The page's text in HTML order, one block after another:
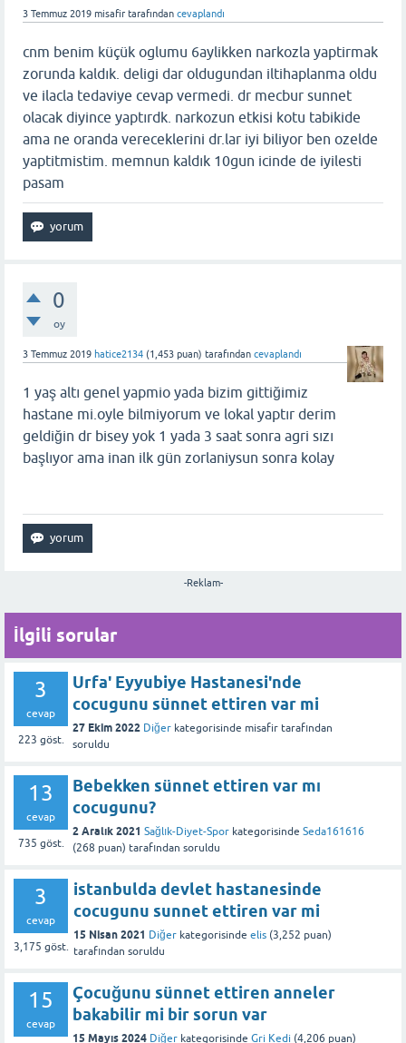
3 Temmuz 2019 misafir tarafından cevaplandı
cnm benim küçük oglumu 6aylikken narkozla yaptirmak
zorunda kaldık. deligi dar oldugundan iltihaplanma oldu
ve ilacla tedaviye cevap vermedi. dr mecbur sunnet
olacak diyince yaptırdk. narkozun etkisi kotu tabikide
ama ne oranda vereceklerini dr.lar iyi biliyor ben ozelde
yaptitmistim. memnun kaldık 10gun icinde de iyilesti
pasam
0
oy
3 Temmuz 2019 hatice2134 (1,453 puan) tarafından cevaplandı
1 yaş altı genel yapmio yada bizim gittiğimiz
hastane mi.oyle bilmiyorum ve lokal yaptır derim
geldiğin dr bisey yok 1 yada 3 saat sonra agri sızı
başlıyor ama inan ilk gün zorlaniysun sonra kolay
-Reklam-
İlgili sorular
3
cevap
223 göst.
Urfa' Eyyubiye Hastanesi'nde
cocugunu sünnet ettiren var mi
27 Ekim 2022 Diğer kategorisinde misafir tarafından
soruldu
13
cevap
735 göst.
Bebekken sünnet ettiren var mı
cocugunu?
2 Aralık 2021 Sağlık-Diyet-Spor kategorisinde Seda161616
(268 puan) tarafından soruldu
3
cevap
3,175 göst.
istanbulda devlet hastanesinde
cocugunu sunnet ettiren var mi
15 Nisan 2021 Diğer kategorisinde elis (3,252 puan)
tarafından soruldu
15
cevap
Çocuğunu sünnet ettiren anneler
bakabilir mi bir sorun var
15 Mayıs 2024 Diğer kategorisinde Gri Kedi (4,206 puan)